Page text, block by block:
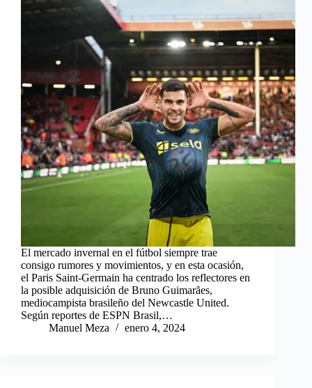
El mercado invernal en el fútbol siempre trae
consigo rumores y movimientos, y en esta ocasión,
el Paris Saint-Germain ha centrado los reflectores en
la posible adquisición de Bruno Guimarães,
mediocampista brasileño del Newcastle United.
Según reportes de ESPN Brasil,…
Manuel Meza
enero 4, 2024